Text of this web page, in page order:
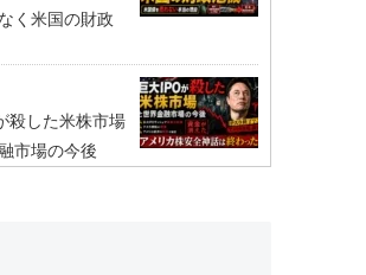
く米国の財政
殺した米株市場
市場の今後